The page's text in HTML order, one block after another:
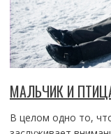
МАЛЬЧИК И
В целом одно то,